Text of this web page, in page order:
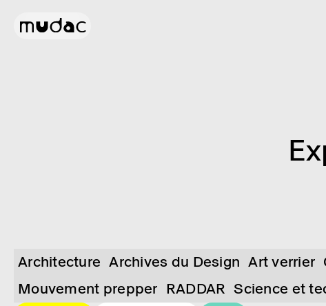
Architecture Archives du Design Art verrier
Mouvement prepper RADDAR Science et